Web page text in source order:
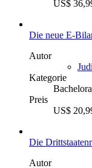
US$
Die neue E-
Autor
Kategorie
Preis
US$
Die
Autor